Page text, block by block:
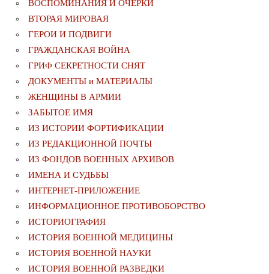
ВОСПОМИНАНИЯ И ОЧЕРКИ
ВТОРАЯ МИРОВАЯ
ГЕРОИ И ПОДВИГИ
ГРАЖДАНСКАЯ ВОЙНА
ГРИФ СЕКРЕТНОСТИ СНЯТ
ДОКУМЕНТЫ и МАТЕРИАЛЫ
ЖЕНЩИНЫ В АРМИИ
ЗАБЫТОЕ ИМЯ
ИЗ ИСТОРИИ ФОРТИФИКАЦИИ
ИЗ РЕДАКЦИОННОЙ ПОЧТЫ
ИЗ ФОНДОВ ВОЕННЫХ АРХИВОВ
ИМЕНА И СУДЬБЫ
ИНТЕРНЕТ-ПРИЛОЖЕНИЕ
ИНФОРМАЦИОННОЕ ПРОТИВОБОРСТВО
ИСТОРИОГРАФИЯ
ИСТОРИЯ ВОЕННОЙ МЕДИЦИНЫ
ИСТОРИЯ ВОЕННОЙ НАУКИ
ИСТОРИЯ ВОЕННОЙ РАЗВЕДКИ